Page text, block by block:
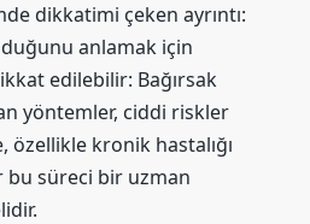
dikkatimi çeken ayrıntı:
anlamak için
edilebilir: Bağırsak
yöntemler, ciddi riskler
özellikle kronik hastalığı
bu süreci bir uzman